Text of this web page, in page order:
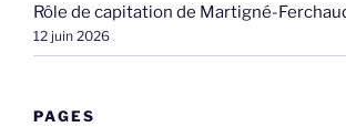
Rôle de capitation de Martigné-
12 juin 2026
PAGES